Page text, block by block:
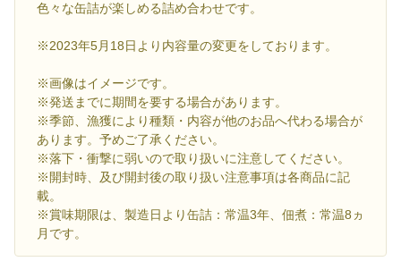
色々な缶詰が楽しめる詰め合わせです。
※2023年5月18日より内容量の変更をしております。
※画像はイメージです。
※発送までに期間を要する場合があります。
※季節、漁獲により種類・内容が他のお品へ代わる場合が
あります。予めご了承ください。
※落下・衝撃に弱いので取り扱いに注意してください。
※開封時、及び開封後の取り扱い注意事項は各商品に記
載。
※賞味期限は、製造日より缶詰：常温3年、佃煮：常温8ヵ
月です。